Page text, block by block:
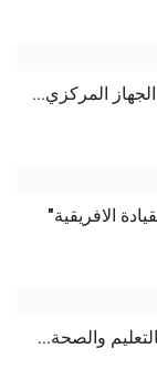
المركزي...
الافريقية"
والصحة...